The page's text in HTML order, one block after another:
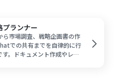
プランナー
ら市場調査、戦略企画書の作
での共有までを自律的に行
す。ドキュメント作成やレビ